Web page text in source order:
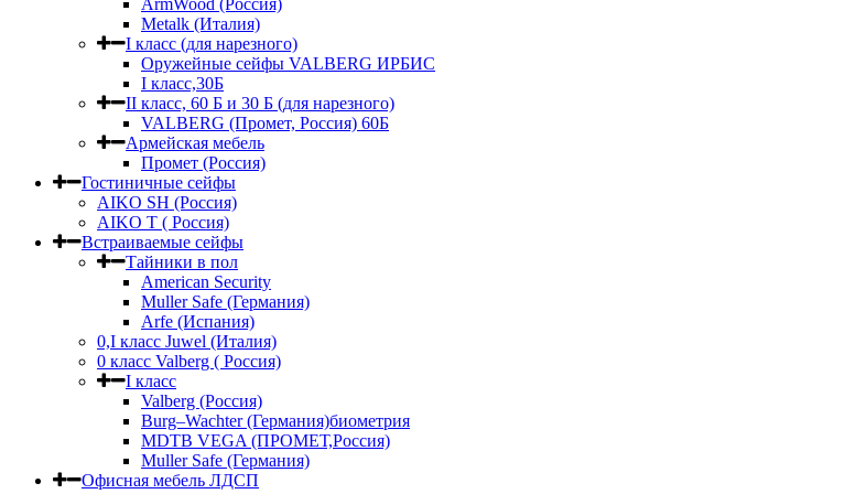
ArmWood (Россия)
Metalk (Италия)
I класс (для нарезного)
Оружейные сейфы VALBERG ИРБИС
I класс,30Б
II класс, 60 Б и 30 Б (для нарезного)
VALBERG (Промет, Россия) 60Б
Армейская мебель
Промет (Россия)
Гостиничные сейфы
AIKO SH (Россия)
AIKO Т ( Россия)
Встраиваемые сейфы
Тайники в пол
American Security
Muller Safe (Германия)
Arfe (Испания)
0,I класс Juwel (Италия)
0 класс Valberg ( Россия)
I класс
Valberg (Россия)
Burg–Wachter (Германия)биометрия
MDTB VEGA (ПРОМЕТ,Россия)
Muller Safe (Германия)
Офисная мебель ЛДСП